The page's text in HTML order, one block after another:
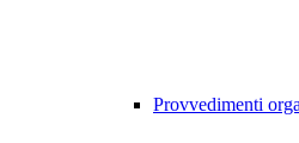
Provvedimenti